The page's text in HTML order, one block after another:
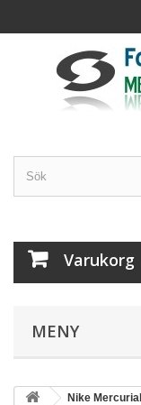
Varukorg
MENY
Nike Mercurial